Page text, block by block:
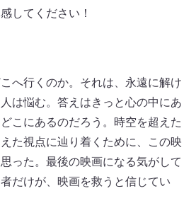
してください！
へ行くのか。それは、永遠に解け
は悩む。答えはきっと心の中にあ
こにあるのだろう。時空を超えた
た視点に辿り着くために、この映
った。最後の映画になる気がして
だけが、映画を救うと信じてい